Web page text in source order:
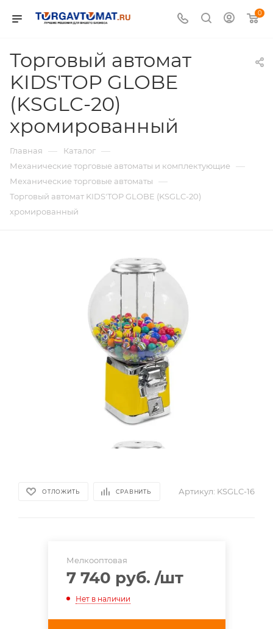
0
Торговый автомат
KIDS'TOP GLOBE
(KSGLC-20)
хромированный
Главная — Каталог —
Механические торговые автоматы и комплектующие —
Механические торговые автоматы —
Торговый автомат KIDS'TOP GLOBE (KSGLC-20)
хромированный
ОТЛОЖИТЬ СРАВНИТЬ Артикул: KSGLC-16
Мелкооптовая
7 740 руб. /шт
Нет в наличии